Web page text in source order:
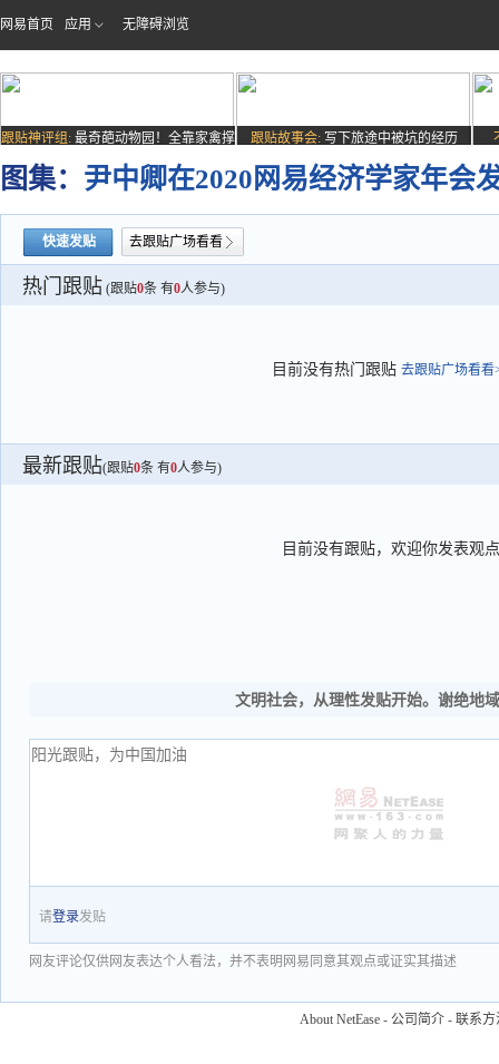
网易首页 应用 无障碍浏览
跟贴神评组: 最奇葩动物园！全靠家禽撑
场子
跟贴故事会: 写下旅途中被坑的经历
图集： 尹中卿在2020网易经济学家年会
快速发贴 去跟贴广场看看
热门跟贴 (跟贴0条 有0人参与)
目前没有热门跟贴 去跟贴广场看看
最新跟贴(跟贴0条 有0人参与)
目前没有跟贴，欢迎你发表观点
文明社会，从理性发贴开始。谢绝地
请登录发贴
网友评论仅供网友表达个人看法，并不表明网易同意其观点或证实其描述
About NetEase - 公司简介 - 联系方